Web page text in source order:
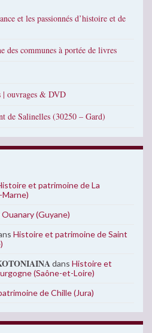
et les passionnés d’histoire et de
des communes à portée de livres
| ouvrages & DVD
de Salinelles (30250 – Gard)
et patrimoine de La
Marne)
(Guyane)
Histoire et patrimoine de Saint
dans Histoire et
(Saône-et-Loire)
de Chille (Jura)